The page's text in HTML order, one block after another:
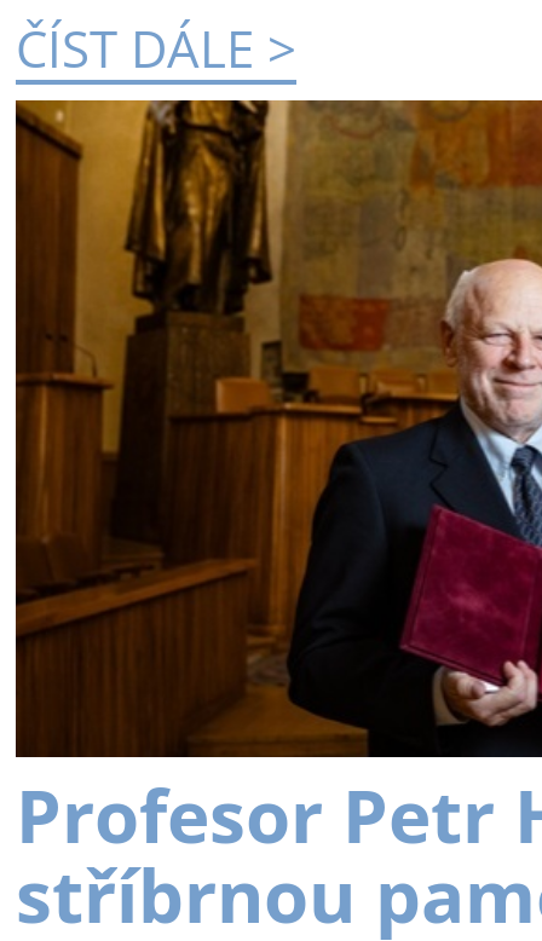
ČÍST DÁLE >
Profesor Petr
stříbrnou